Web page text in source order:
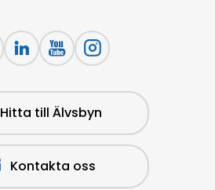
Hitta till Älvsbyn
Kontakta oss